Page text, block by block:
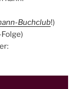
Buchclub!)